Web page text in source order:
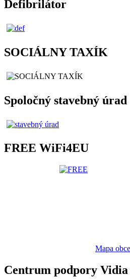
Defibrilátor
SOCIÁLNY TAXÍK
Spoločný stavebný úrad
FREE WiFi4EU
Mapa obce
Centrum podpory Vidia